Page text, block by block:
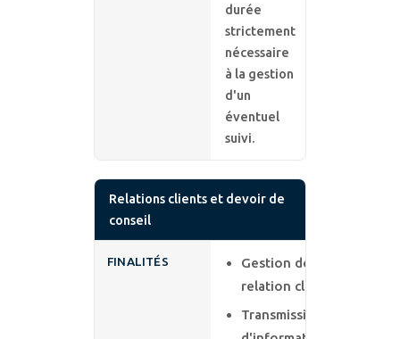
durée
strictement
nécessaire
à la gestion
d'un
éventuel
suivi.
Relations clients et devoir de
conseil
FINALITÉS
Gestion de la
relation client ;
Transmission